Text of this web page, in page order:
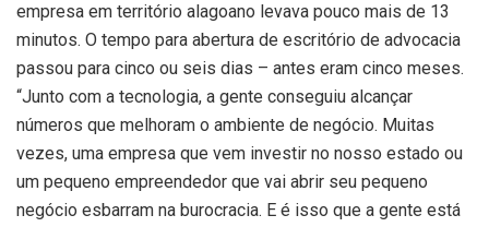
empresa em território alagoano levava pouco mais de 13
minutos. O tempo para abertura de escritório de advocacia
passou para cinco ou seis dias – antes eram cinco meses.
“Junto com a tecnologia, a gente conseguiu alcançar
números que melhoram o ambiente de negócio. Muitas
vezes, uma empresa que vem investir no nosso estado ou
um pequeno empreendedor que vai abrir seu pequeno
negócio esbarram na burocracia. E é isso que a gente está